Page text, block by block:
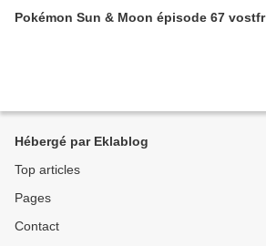
Pokémon Sun & Moon épisode 67 vostfr
Hébergé par Eklablog
Top articles
Pages
Contact